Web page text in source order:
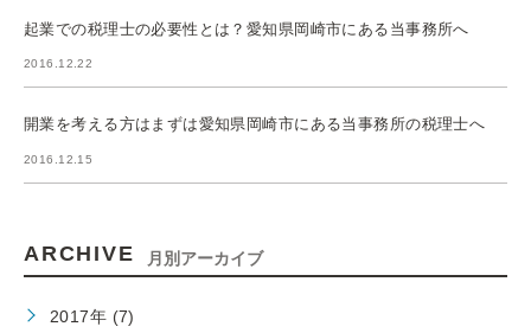
起業での税理士の必要性とは？愛知県岡崎市にある当事務所へ
2016.12.22
開業を考える方はまずは愛知県岡崎市にある当事務所の税理士へ
2016.12.15
ARCHIVE 月別アーカイブ
2017年 (7)